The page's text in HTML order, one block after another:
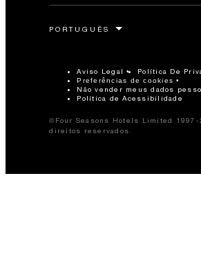
Aviso Legal Política De
Preferências de cookies
Não vender meus dados
Política de Acessibilidade
©Four Seasons Hotels Limited 1997-
direitos reservados.